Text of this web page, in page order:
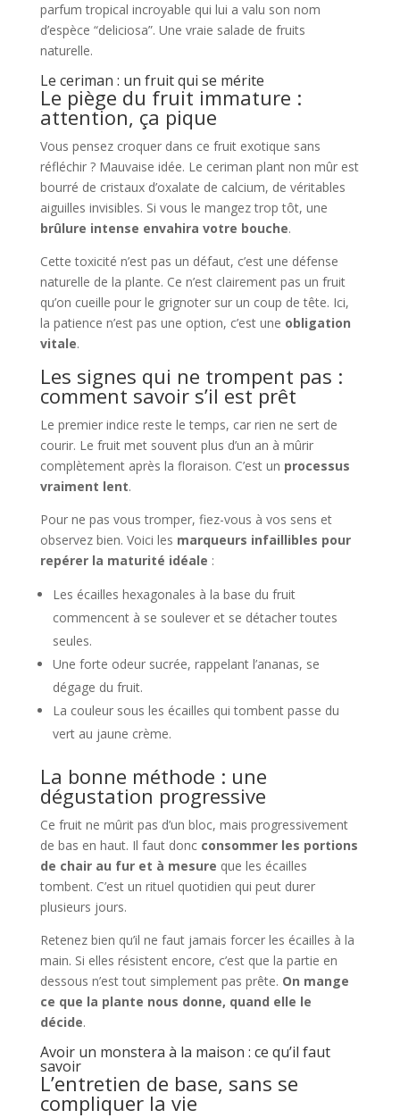
parfum tropical incroyable qui lui a valu son nom
d’espèce “deliciosa”. Une vraie salade de fruits
naturelle.
Le ceriman : un fruit qui se mérite
Le piège du fruit immature :
attention, ça pique
Vous pensez croquer dans ce fruit exotique sans
réfléchir ? Mauvaise idée. Le ceriman plant non mûr est
bourré de cristaux d’oxalate de calcium, de véritables
aiguilles invisibles. Si vous le mangez trop tôt, une
brûlure intense envahira votre bouche.
Cette toxicité n’est pas un défaut, c’est une défense
naturelle de la plante. Ce n’est clairement pas un fruit
qu’on cueille pour le grignoter sur un coup de tête. Ici,
la patience n’est pas une option, c’est une obligation
vitale.
Les signes qui ne trompent pas :
comment savoir s’il est prêt
Le premier indice reste le temps, car rien ne sert de
courir. Le fruit met souvent plus d’un an à mûrir
complètement après la floraison. C’est un processus
vraiment lent.
Pour ne pas vous tromper, fiez-vous à vos sens et
observez bien. Voici les marqueurs infaillibles pour
repérer la maturité idéale :
Les écailles hexagonales à la base du fruit
commencent à se soulever et se détacher toutes
seules.
Une forte odeur sucrée, rappelant l’ananas, se
dégage du fruit.
La couleur sous les écailles qui tombent passe du
vert au jaune crème.
La bonne méthode : une
dégustation progressive
Ce fruit ne mûrit pas d’un bloc, mais progressivement
de bas en haut. Il faut donc consommer les portions
de chair au fur et à mesure que les écailles
tombent. C’est un rituel quotidien qui peut durer
plusieurs jours.
Retenez bien qu’il ne faut jamais forcer les écailles à la
main. Si elles résistent encore, c’est que la partie en
dessous n’est tout simplement pas prête. On mange
ce que la plante nous donne, quand elle le
décide.
Avoir un monstera à la maison : ce qu’il faut
savoir
L’entretien de base, sans se
compliquer la vie